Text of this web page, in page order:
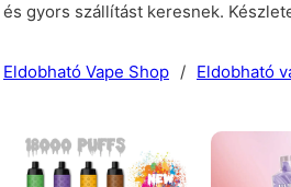
és gyors szállítást keresnek.
Eldobható Vape Shop / Eldobható